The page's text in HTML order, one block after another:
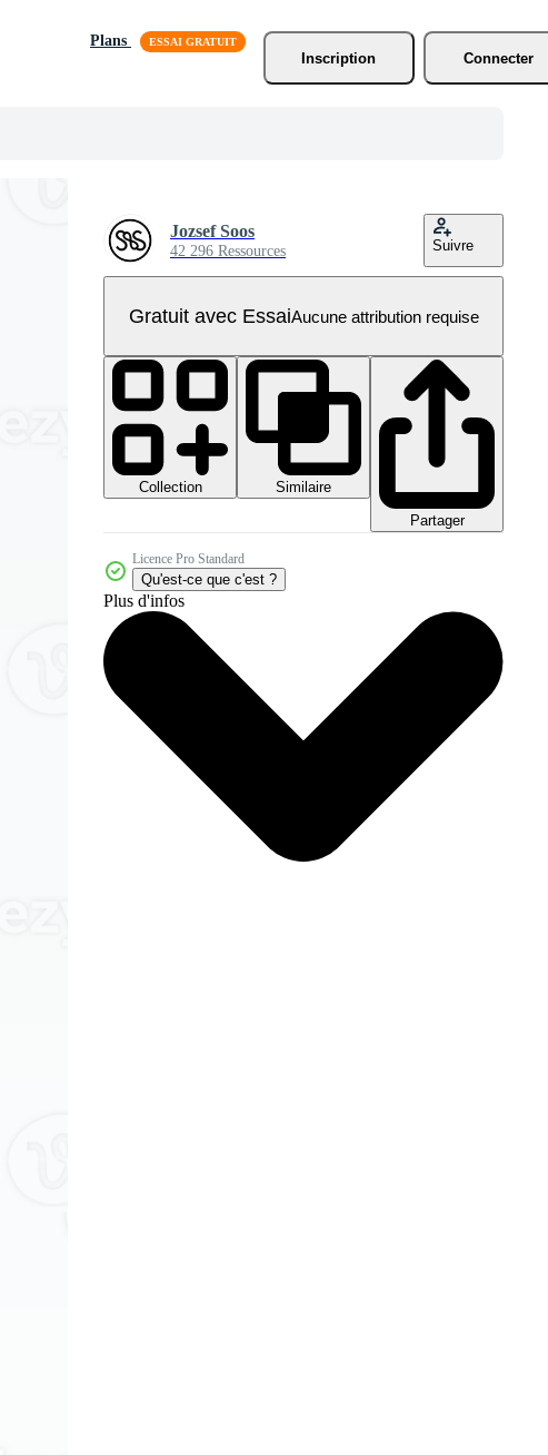
Plans
Inscription
Connecter
Jozsef Soos
42 296 Ressources Suivre
Gratuit avec EssaiAucune attribution requise
Collection
Similaire
Partager
Licence Pro Standard
Qu'est-ce que c'est ?
Plus d'infos